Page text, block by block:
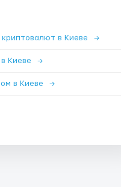
в Киеве →
Киеве →
в Киеве →